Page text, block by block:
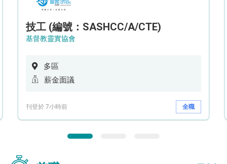
技工 (編號：SASHCC/A/CTE)
基督教靈實協會
多區
薪金面議
刊登於 7小時前 全職